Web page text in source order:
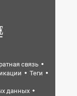
связь
Теги
данных